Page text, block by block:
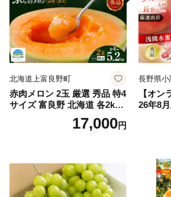
北海道上富良野町
赤肉メロン 2玉 厳選 秀品 特4
サイズ 富良野 北海道 各2kg
～2.6kg 2玉 セット ファーム
富良野 メロン めろん 果物 く
17,000円
長野県小
【オン
26年8
行予約
アム」
果